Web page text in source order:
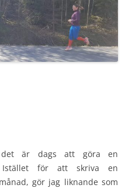
är dags att göra en
Istället för att skriva en
gör jag liknande som